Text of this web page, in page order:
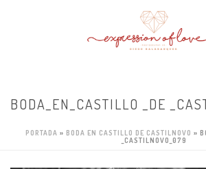
BODA_EN_CASTILLO _DE
PORTADA » BODA EN CASTILLO DE CASTILNOVO »
_CASTILNOVO_079